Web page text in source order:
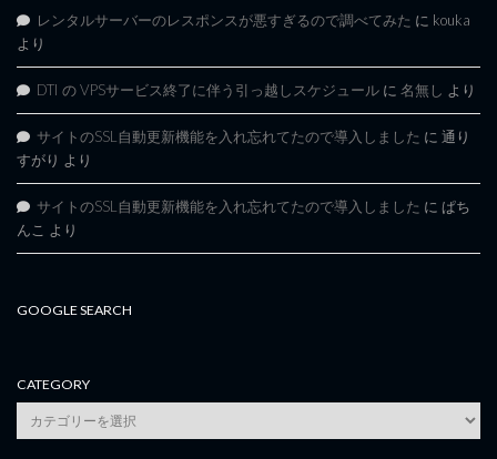
レンタルサーバーのレスポンスが悪すぎるので調べてみた に kouka
より
DTI の VPSサービス終了に伴う引っ越しスケジュール に 名無し より
サイトのSSL自動更新機能を入れ忘れてたので導入しました に 通り
すがり より
サイトのSSL自動更新機能を入れ忘れてたので導入しました に ぱち
んこ より
GOOGLE SEARCH
CATEGORY
category